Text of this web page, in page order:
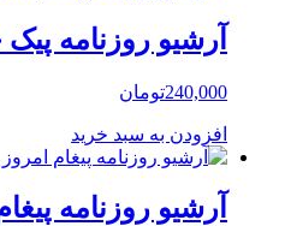
آرشیو روزنامه پیک
240,000تومان
افزودن به سبد خرید
آرشیو روزنامه